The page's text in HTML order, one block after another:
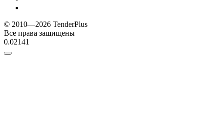
© 2010—2026 TenderPlus
Все права защищены
0.02141